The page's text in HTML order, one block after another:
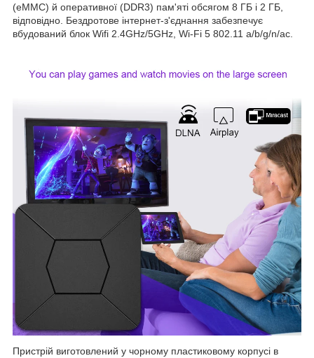
(eMMC) й оперативної (DDR3) пам'яті обсягом 8 ГБ і 2 ГБ,
відповідно. Бездротове інтернет-з'єднання забезпечує
вбудований блок Wifi 2.4GHz/5GHz, Wi-Fi 5 802.11 a/b/g/n/ac.
Пристрій виготовлений у чорному пластиковому корпусі в